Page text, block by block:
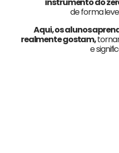
de forma
Aqui, os alunos
realmente gostam,
e